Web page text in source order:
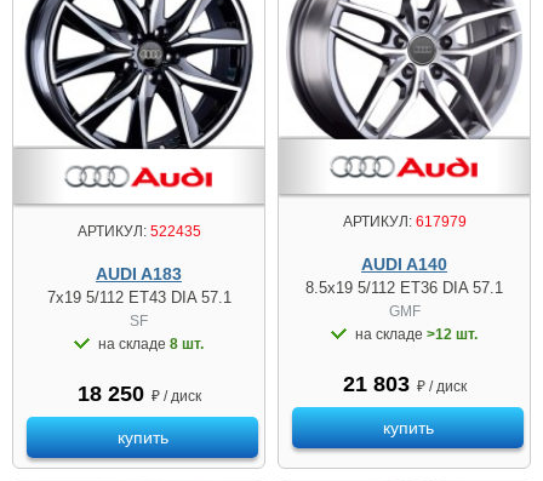
АРТИКУЛ:522435
AUDI A183
7x19 5/112 ET43 DIA 57.1
SF
на складе 8 шт.
18 250 ₽ / диск
купить
АРТИКУЛ:617979
AUDI A140
8.5x19 5/112 ET36 DIA 57.1
GMF
на складе >12 шт.
21 803 ₽ / диск
купить